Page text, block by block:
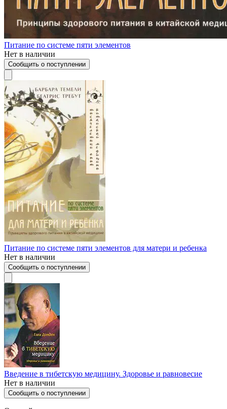
Питание по системе пяти элементов
Нет в наличии
Сообщить о поступлении
Питание по системе пяти элементов для матери и ребенка
Нет в наличии
Сообщить о поступлении
Введение в тибетскую медицину. Здоровье и равновесие
Нет в наличии
Сообщить о поступлении